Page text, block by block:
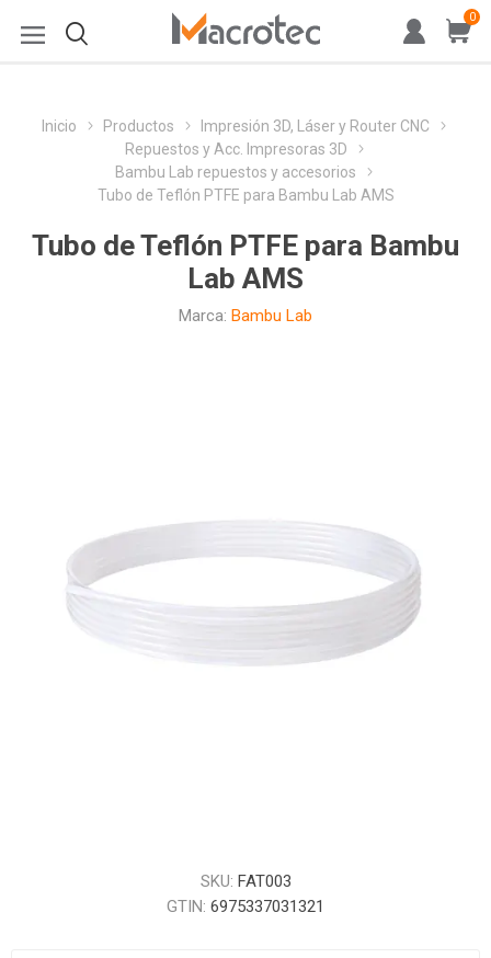
0
Inicio Productos
Impresión 3D, Láser y Router CNC
Repuestos y Acc. Impresoras 3D
Bambu Lab repuestos y accesorios
Tubo de Teflón PTFE para Bambu Lab AMS
Tubo de Teflón PTFE para Bambu
Lab AMS
Marca: Bambu Lab
SKU: FAT003
GTIN: 6975337031321